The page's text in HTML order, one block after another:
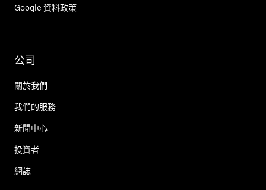
Google 資料政策
公司
關於我們
我們的服務
新聞中心
投資者
網誌